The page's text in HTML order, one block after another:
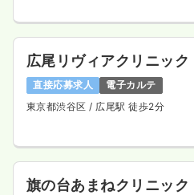
透析正・准看護師
日勤のみ（常勤）
月給28万円以上可
広尾リヴィアクリニック
直接応募求人
電子カルテ
東京都渋谷区 / 広尾駅 徒歩2分
旗の台あまねクリニック